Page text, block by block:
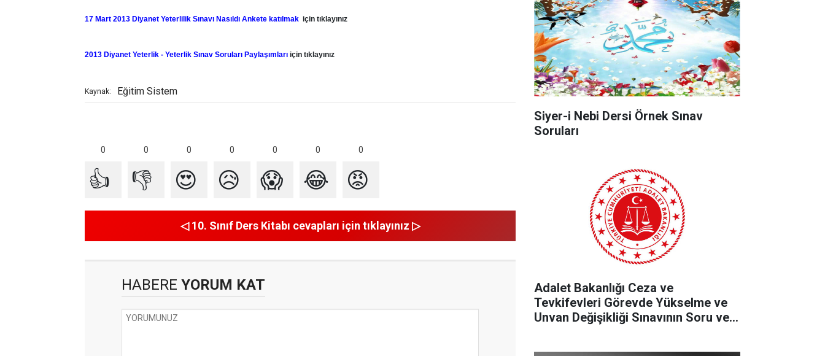
17 Mart 2013 Diyanet Yeterlilik Sınavı Nasıldı Ankete katılmak için tıklayınız
2013 Diyanet Yeterlik - Yeterlik Sınav Soruları Paylaşımları için tıklayınız
Kaynak: Eğitim Sistem
0 0 0 0 0 0 0
👍 👎 😍 😥 😱 😂 😡
◁ 10. Sınıf Ders Kitabı cevapları için tıklayınız ▷
HABERE YORUM KAT
Siyer-i Nebi Dersi Örnek Sınav
Soruları
Adalet Bakanlığı Ceza ve
Tevkifevleri Görevde Yükselme ve
Unvan Değişikliği Sınavının Soru ve